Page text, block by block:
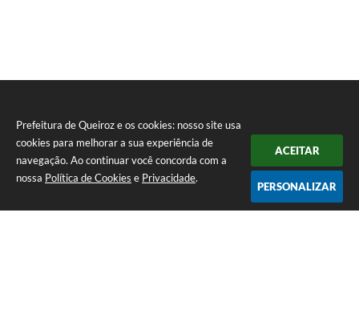
Prefeitura de Queiroz e os cookies: nosso site usa
cookies para melhorar a sua experiência de
navegação. Ao continuar você concorda com a
nossa Política de Cookies e Privacidade.
ACEITAR
PERSONALIZAR